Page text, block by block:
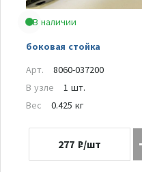
В наличии
боковая стойка
Арт.
8060-037200
В узле
1 шт.
Вес
0.425 кг
277 ₽/шт